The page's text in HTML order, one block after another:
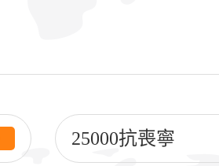
25000抗喪寧